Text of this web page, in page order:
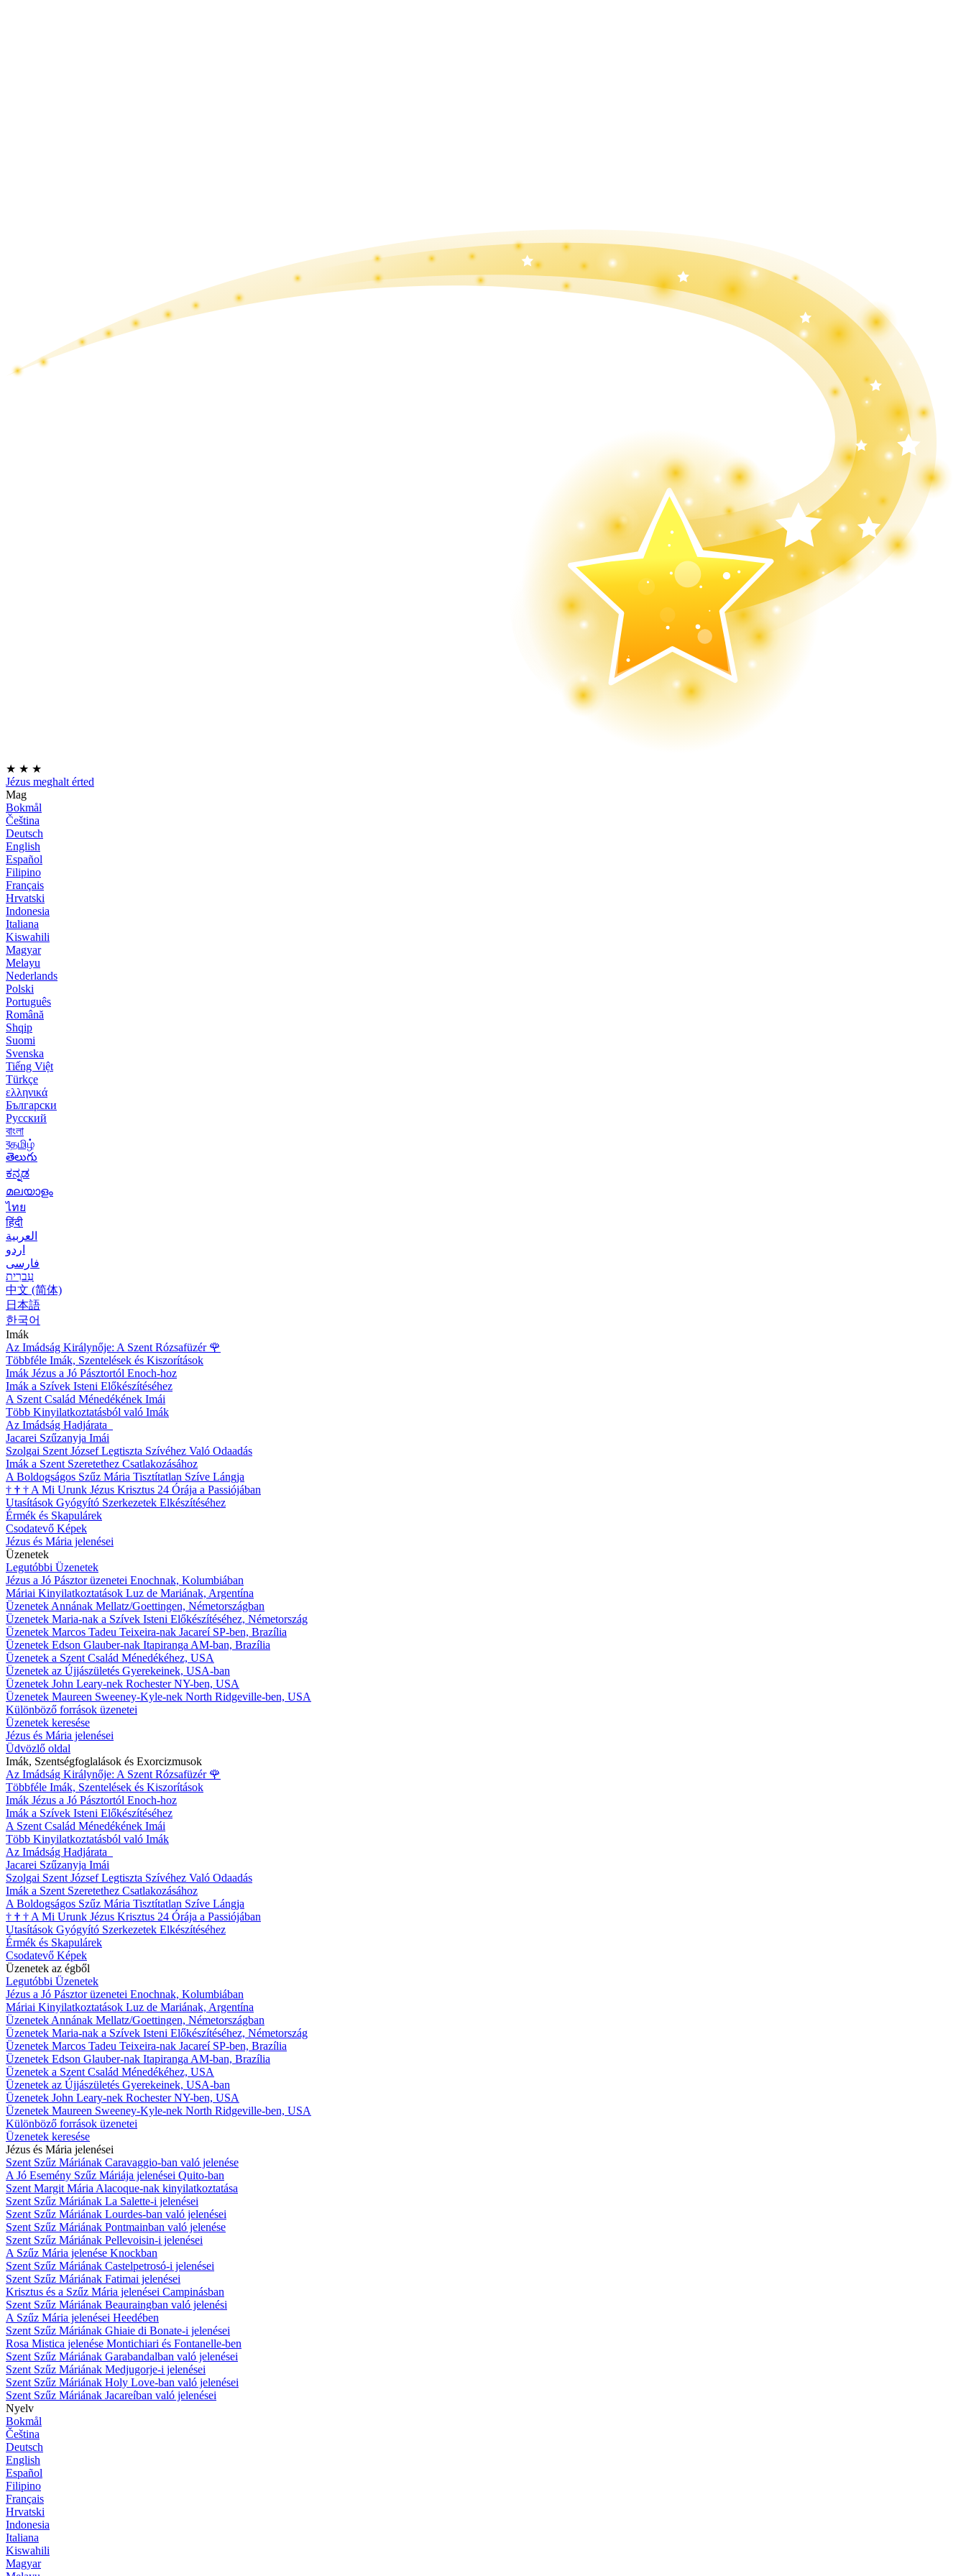
★ ★ ★
Jézus meghalt érted
Mag
Bokmål
Čeština
Deutsch
English
Español
Filipino
Français
Hrvatski
Indonesia
Italiana
Kiswahili
Magyar
Melayu
Nederlands
Polski
Português
Română
Shqip
Suomi
Svenska
Tiếng Việt
Türkçe
ελληνικά
Български
Русский
বাংলা
বதமிழ்
తెలుగు
ಕನ್ನಡ
മലയാളം
ไทย
हिंदी
العربية
اردو
فارسی
עִברִית
中文 (简体)
日本語
한국어
Imák
Az Imádság Királynője: A Szent Rózsafüzér 🌹
Többféle Imák, Szentelések és Kiszorítások
Imák Jézus a Jó Pásztortól Enoch-hoz
Imák a Szívek Isteni Előkészítéséhez
A Szent Család Ménedékének Imái
Több Kinyilatkoztatásból való Imák
Az Imádság Hadjárata
Jacarei Szűzanyja Imái
Szolgai Szent József Legtiszta Szívéhez Való Odaadás
Imák a Szent Szeretethez Csatlakozásához
A Boldogságos Szűz Mária Tisztítatlan Szíve Lángja
† † † A Mi Urunk Jézus Krisztus 24 Órája a Passiójában
Utasítások Gyógyító Szerkezetek Elkészítéséhez
Érmék és Skapulárek
Csodatevő Képek
Jézus és Mária jelenései
Üzenetek
Legutóbbi Üzenetek
Jézus a Jó Pásztor üzenetei Enochnak, Kolumbiában
Máriai Kinyilatkoztatások Luz de Mariának, Argentína
Üzenetek Annának Mellatz/Goettingen, Németországban
Üzenetek Maria-nak a Szívek Isteni Előkészítéséhez, Németország
Üzenetek Marcos Tadeu Teixeira-nak Jacareí SP-ben, Brazília
Üzenetek Edson Glauber-nak Itapiranga AM-ban, Brazília
Üzenetek a Szent Család Ménedékéhez, USA
Üzenetek az Újjászületés Gyerekeinek, USA-ban
Üzenetek John Leary-nek Rochester NY-ben, USA
Üzenetek Maureen Sweeney-Kyle-nek North Ridgeville-ben, USA
Különböző források üzenetei
Üzenetek keresése
Jézus és Mária jelenései
Üdvözlő oldal
Imák, Szentségfoglalások és Exorcizmusok
Az Imádság Királynője: A Szent Rózsafüzér 🌹
Többféle Imák, Szentelések és Kiszorítások
Imák Jézus a Jó Pásztortól Enoch-hoz
Imák a Szívek Isteni Előkészítéséhez
A Szent Család Ménedékének Imái
Több Kinyilatkoztatásból való Imák
Az Imádság Hadjárata
Jacarei Szűzanyja Imái
Szolgai Szent József Legtiszta Szívéhez Való Odaadás
Imák a Szent Szeretethez Csatlakozásához
A Boldogságos Szűz Mária Tisztítatlan Szíve Lángja
† † † A Mi Urunk Jézus Krisztus 24 Órája a Passiójában
Utasítások Gyógyító Szerkezetek Elkészítéséhez
Érmék és Skapulárek
Csodatevő Képek
Üzenetek az égből
Legutóbbi Üzenetek
Jézus a Jó Pásztor üzenetei Enochnak, Kolumbiában
Máriai Kinyilatkoztatások Luz de Mariának, Argentína
Üzenetek Annának Mellatz/Goettingen, Németországban
Üzenetek Maria-nak a Szívek Isteni Előkészítéséhez, Németország
Üzenetek Marcos Tadeu Teixeira-nak Jacareí SP-ben, Brazília
Üzenetek Edson Glauber-nak Itapiranga AM-ban, Brazília
Üzenetek a Szent Család Ménedékéhez, USA
Üzenetek az Újjászületés Gyerekeinek, USA-ban
Üzenetek John Leary-nek Rochester NY-ben, USA
Üzenetek Maureen Sweeney-Kyle-nek North Ridgeville-ben, USA
Különböző források üzenetei
Üzenetek keresése
Jézus és Mária jelenései
Szent Szűz Máriának Caravaggio-ban való jelenése
A Jó Esemény Szűz Máriája jelenései Quito-ban
Szent Margit Mária Alacoque-nak kinyilatkoztatása
Szent Szűz Máriának La Salette-i jelenései
Szent Szűz Máriának Lourdes-ban való jelenései
Szent Szűz Máriának Pontmainban való jelenése
Szent Szűz Máriának Pellevoisin-i jelenései
A Szűz Mária jelenése Knockban
Szent Szűz Máriának Castelpetrosó-i jelenései
Szent Szűz Máriának Fatimai jelenései
Krisztus és a Szűz Mária jelenései Campinásban
Szent Szűz Máriának Beauraingban való jelenési
A Szűz Mária jelenései Heedében
Szent Szűz Máriának Ghiaie di Bonate-i jelenései
Rosa Mistica jelenése Montichiari és Fontanelle-ben
Szent Szűz Máriának Garabandalban való jelenései
Szent Szűz Máriának Medjugorje-i jelenései
Szent Szűz Máriának Holy Love-ban való jelenései
Szent Szűz Máriának Jacareíban való jelenései
Nyelv
Bokmål
Čeština
Deutsch
English
Español
Filipino
Français
Hrvatski
Indonesia
Italiana
Kiswahili
Magyar